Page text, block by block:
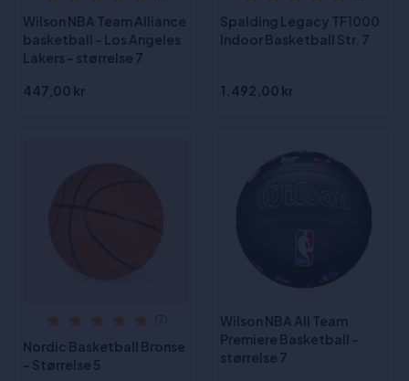
Wilson NBA Team Alliance
basketball - Los Angeles
Lakers - størrelse 7
447,00 kr
Spalding Legacy TF1000
Indoor Basketball Str. 7
1.492,00 kr
Nordic Basketball Bronse
- Størrelse 5
Wilson NBA All Team
Premiere Basketball -
størrelse 7